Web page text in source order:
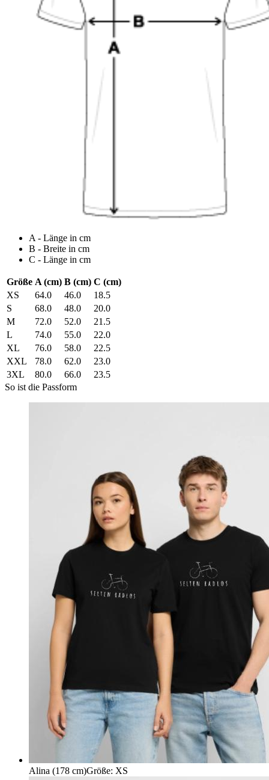
A - Länge in cm
B - Breite in cm
C - Länge in cm
Größe A (cm) B (cm) C (cm)
XS
64.0 46.0
18.5
S
68.0 48.0
20.0
M
72.0 52.0
21.5
L
74.0 55.0
22.0
XL
76.0 58.0
22.5
XXL
78.0 62.0
23.0
3XL
80.0 66.0
23.5
So ist die Passform
Alina (178 cm)Größe: XS